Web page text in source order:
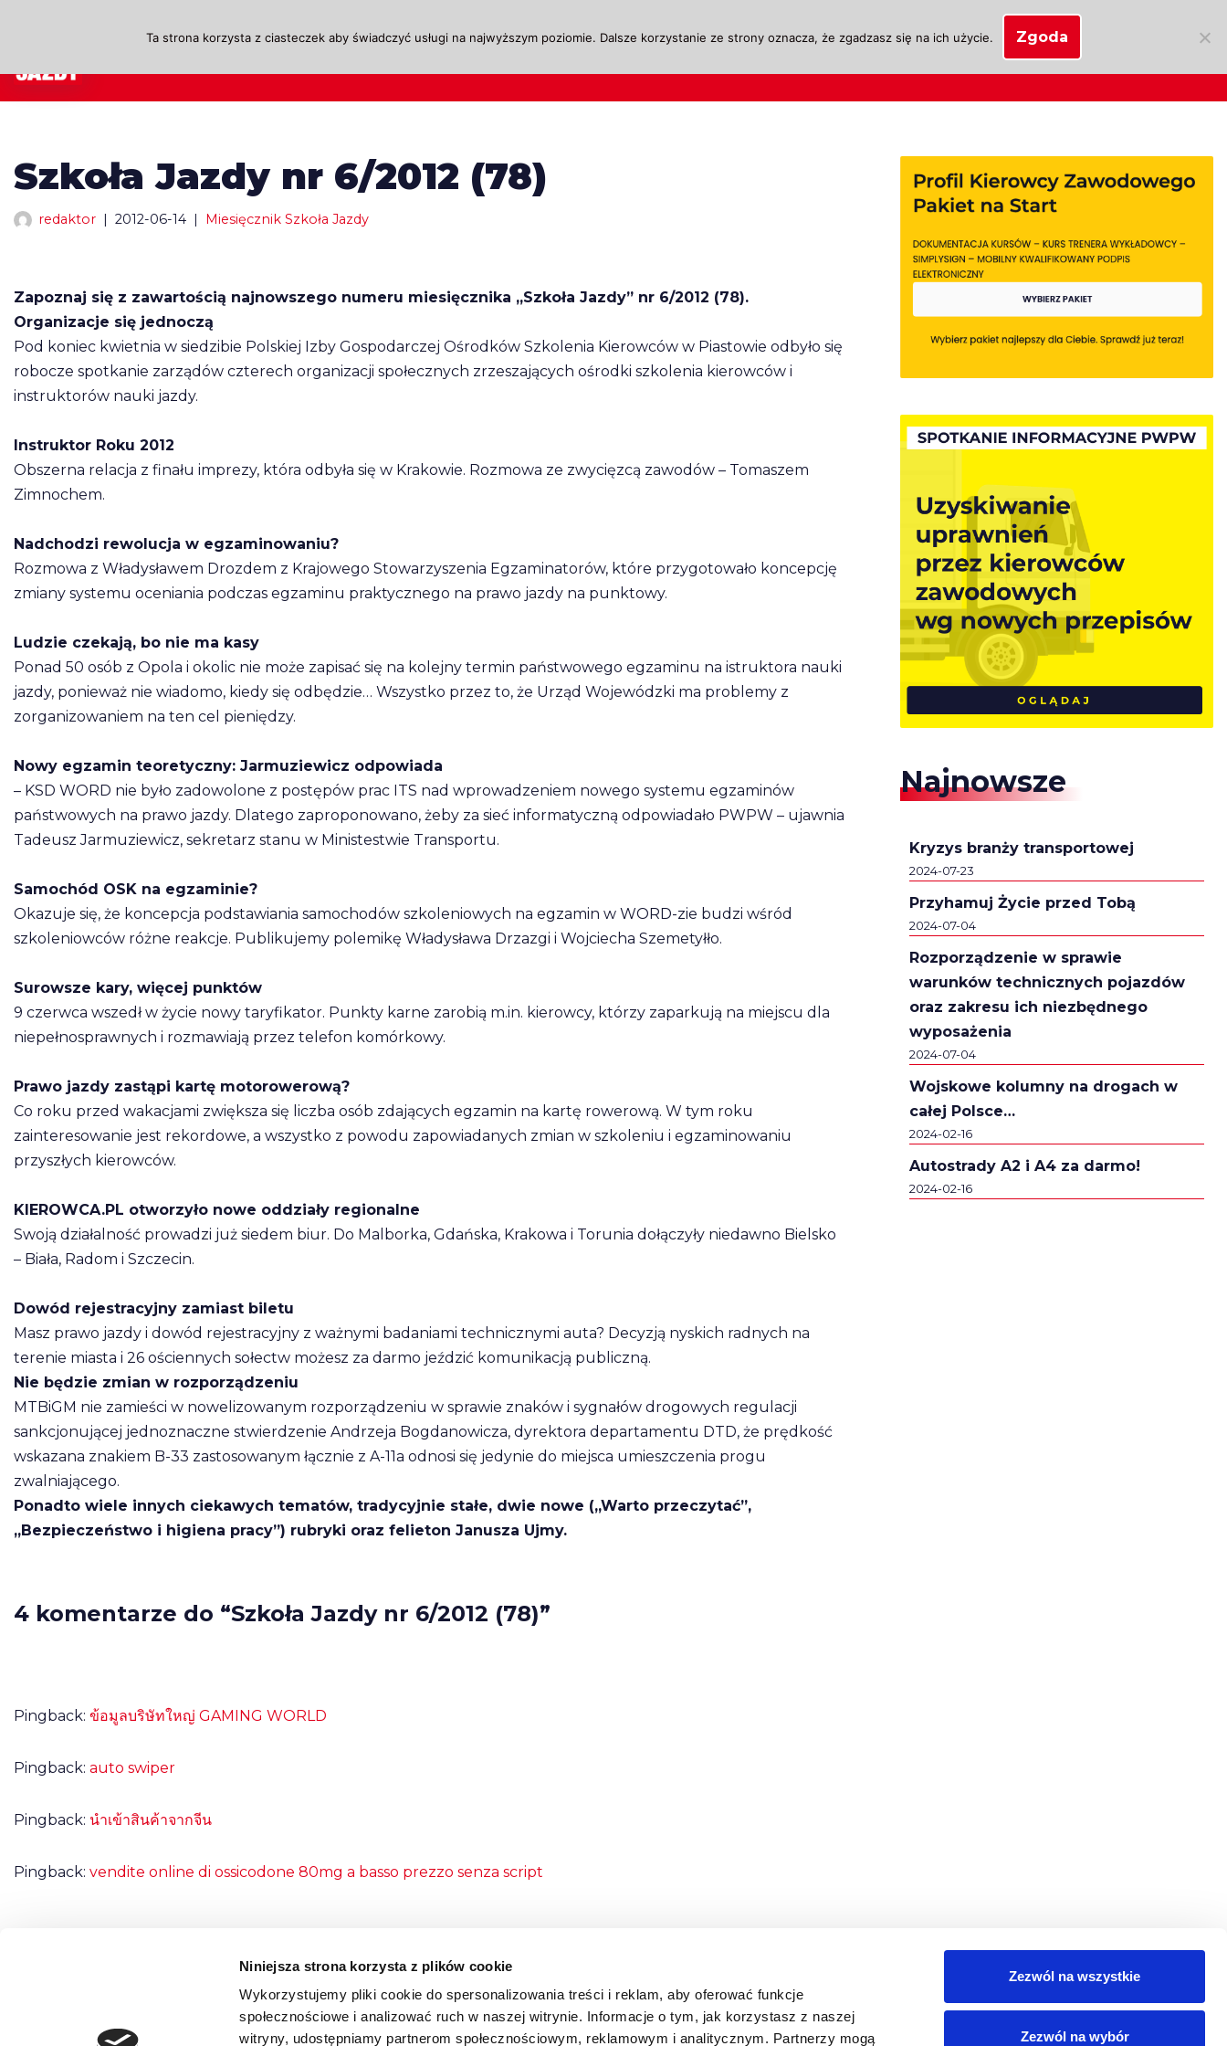
Niniejsza strona korzysta z plików cookie
Wykorzystujemy pliki cookie do spersonalizowania treści i reklam, aby oferować funkcje
społecznościowe i analizować ruch w naszej witrynie. Informacje o tym, jak korzystasz z naszej
witryny, udostępniamy partnerom społecznościowym, reklamowym i analitycznym. Partnerzy mogą
Zezwól na wszystkie
Zezwól na wybór
do
treści
Szkoła Jazdy nr 6/2012 (78)
redaktor 2012-06-14 Miesięcznik Szkoła Jazdy
Zapoznaj się z zawartością najnowszego numeru miesięcznika „Szkoła Jazdy” nr 6/2012 (78).
Organizacje się jednoczą
Pod koniec kwietnia w siedzibie Polskiej Izby Gospodarczej Ośrodków Szkolenia Kierowców w Piastowie odbyło się
robocze spotkanie zarządów czterech organizacji społecznych zrzeszających ośrodki szkolenia kierowców i
instruktorów nauki jazdy.
Instruktor Roku 2012
Obszerna relacja z finału imprezy, która odbyła się w Krakowie. Rozmowa ze zwycięzcą zawodów – Tomaszem
Zimnochem.
Nadchodzi rewolucja w egzaminowaniu?
Rozmowa z Władysławem Drozdem z Krajowego Stowarzyszenia Egzaminatorów, które przygotowało koncepcję
zmiany systemu oceniania podczas egzaminu praktycznego na prawo jazdy na punktowy.
Ludzie czekają, bo nie ma kasy
Ponad 50 osób z Opola i okolic nie może zapisać się na kolejny termin państwowego egzaminu na istruktora nauki
jazdy, ponieważ nie wiadomo, kiedy się odbędzie… Wszystko przez to, że Urząd Wojewódzki ma problemy z
zorganizowaniem na ten cel pieniędzy.
Nowy egzamin teoretyczny: Jarmuziewicz odpowiada
– KSD WORD nie było zadowolone z postępów prac ITS nad wprowadzeniem nowego systemu egzaminów
państwowych na prawo jazdy. Dlatego zaproponowano, żeby za sieć informatyczną odpowiadało PWPW – ujawnia
Tadeusz Jarmuziewicz, sekretarz stanu w Ministestwie Transportu.
Samochód OSK na egzaminie?
Okazuje się, że koncepcja podstawiania samochodów szkoleniowych na egzamin w WORD-zie budzi wśród
szkoleniowców różne reakcje. Publikujemy polemikę Władysława Drzazgi i Wojciecha Szemetyłło.
Surowsze kary, więcej punktów
9 czerwca wszedł w życie nowy taryfikator. Punkty karne zarobią m.in. kierowcy, którzy zaparkują na miejscu dla
niepełnosprawnych i rozmawiają przez telefon komórkowy.
Prawo jazdy zastąpi kartę motorowerową?
Co roku przed wakacjami zwiększa się liczba osób zdających egzamin na kartę rowerową. W tym roku
zainteresowanie jest rekordowe, a wszystko z powodu zapowiadanych zmian w szkoleniu i egzaminowaniu
przyszłych kierowców.
KIEROWCA.PL otworzyło nowe oddziały regionalne
Swoją działalność prowadzi już siedem biur. Do Malborka, Gdańska, Krakowa i Torunia dołączyły niedawno Bielsko
– Biała, Radom i Szczecin.
Dowód rejestracyjny zamiast biletu
Masz prawo jazdy i dowód rejestracyjny z ważnymi badaniami technicznymi auta? Decyzją nyskich radnych na
terenie miasta i 26 ościennych sołectw możesz za darmo jeździć komunikacją publiczną.
Nie będzie zmian w rozporządzeniu
MTBiGM nie zamieści w nowelizowanym rozporządzeniu w sprawie znaków i sygnałów drogowych regulacji
sankcjonującej jednoznaczne stwierdzenie Andrzeja Bogdanowicza, dyrektora departamentu DTD, że prędkość
wskazana znakiem B-33 zastosowanym łącznie z A-11a odnosi się jedynie do miejsca umieszczenia progu
zwalniającego.
Ponadto wiele innych ciekawych tematów, tradycyjnie stałe, dwie nowe („Warto przeczytać”,
„Bezpieczeństwo i higiena pracy”) rubryki oraz felieton Janusza Ujmy.
4 komentarze do “Szkoła Jazdy nr 6/2012 (78)”
Pingback: ข้อมูลบริษัทใหญ่ GAMING WORLD
Pingback: auto swiper
Pingback: นำเข้าสินค้าจากจีน
Pingback: vendite online di ossicodone 80mg a basso prezzo senza script
Możliwość komentowania została wyłączona.
Najnowsze
Kryzys branży transportowej
2024-07-23
Przyhamuj Życie przed Tobą
2024-07-04
Rozporządzenie w sprawie
warunków technicznych pojazdów
oraz zakresu ich niezbędnego
wyposażenia
2024-07-04
Wojskowe kolumny na drogach w
całej Polsce…
2024-02-16
Autostrady A2 i A4 za darmo!
2024-02-16
Ta strona korzysta z ciasteczek aby świadczyć usługi na najwyższym poziomie. Dalsze korzystanie ze strony oznacza, że zgadzasz się na ich użycie. Zgoda